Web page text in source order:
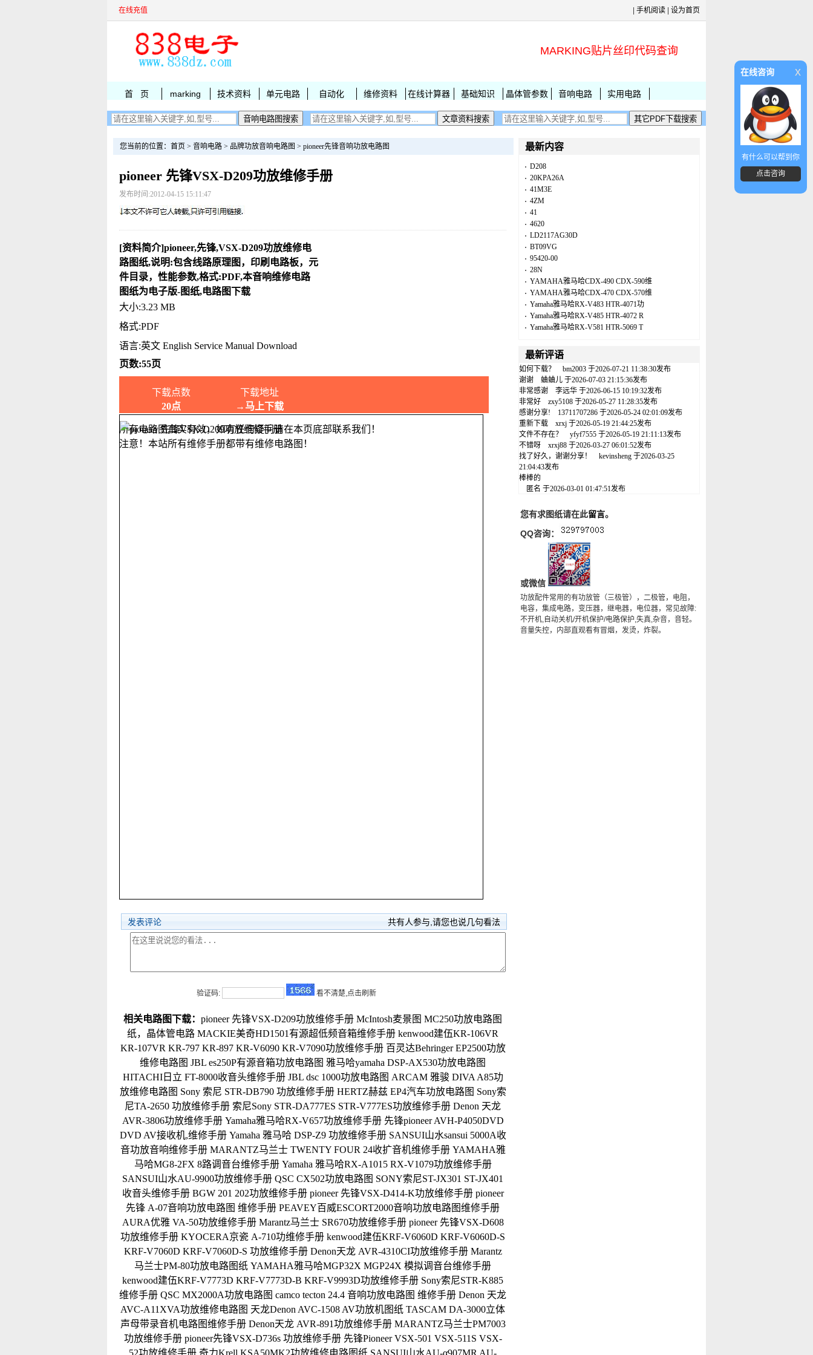
在线充值 手机阅读 设为首页
MARKING贴片丝印代码查询
首 页 marking 技术资料 单元电路 自动化 维修资料 在线计算器 基础知识 晶体管参数 音响电路 实用电路
您当前的位置： 首页 > 音响电路 > 品牌功放音响电路图 > pioneer先锋音响功放电路图
pioneer 先锋VSX-D209功放维修手册
发布时间:2012-04-15 15:11:47
[资料简介]pioneer,先锋,VSX-D209功放维修电
路图纸,说明:包含线路原理图，印刷电路板，元
件目录，性能参数,格式:PDF,本音响维修电路
图纸为电子版-图纸,电路图下载
大小:3.23 MB
格式:PDF
语言:英文 English Service Manual Download
页数:55页
下载点数
下载地址
20点
→马上下载
所有电路图真实有效，如有任何疑问请在本页底部联系我们！
注意！本站所有维修手册都带有维修电路图！
发表评论 共有人参与,请您也说几句看法
验证码: 看不清楚,点击刷新
相关电路图下载： pioneer 先锋VSX-D209功放维修手册 McIntosh麦景图 MC250功放电路图
纸，晶体管电路 MACKIE美奇HD1501有源超低频音箱维修手册 kenwood建伍KR-106VR
KR-107VR KR-797 KR-897 KR-V6090 KR-V7090功放维修手册 百灵达Behringer EP2500功放
维修电路图 JBL es250P有源音箱功放电路图 雅马哈yamaha DSP-AX530功放电路图
HITACHI日立 FT-8000收音头维修手册 JBL dsc 1000功放电路图 ARCAM 雅骏 DIVA A85功
放维修电路图 Sony 索尼 STR-DB790 功放维修手册 HERTZ赫兹 EP4汽车功放电路图 Sony索
尼TA-2650 功放维修手册 索尼Sony STR-DA777ES STR-V777ES功放维修手册 Denon 天龙
AVR-3806功放维修手册 Yamaha雅马哈RX-V657功放维修手册 先锋pioneer AVH-P4050DVD
DVD AV接收机,维修手册 Yamaha 雅马哈 DSP-Z9 功放维修手册 SANSUI山水sansui 5000A收
音功放音响维修手册 MARANTZ马兰士 TWENTY FOUR 24收扩音机维修手册 YAMAHA雅
马哈MG8-2FX 8路调音台维修手册 Yamaha 雅马哈RX-A1015 RX-V1079功放维修手册
SANSUI山水AU-9900功放维修手册 QSC CX502功放电路图 SONY索尼ST-JX301 ST-JX401
收音头维修手册 BGW 201 202功放维修手册 pioneer 先锋VSX-D414-K功放维修手册 pioneer
先锋 A-07音响功放电路图 维修手册 PEAVEY百威ESCORT2000音响功放电路图维修手册
AURA优雅 VA-50功放维修手册 Marantz马兰士 SR670功放维修手册 pioneer 先锋VSX-D608
功放维修手册 KYOCERA京瓷 A-710功维修手册 kenwood建伍KRF-V6060D KRF-V6060D-S
KRF-V7060D KRF-V7060D-S 功放维修手册 Denon天龙 AVR-4310CI功放维修手册 Marantz
马兰士PM-80功放电路图纸 YAMAHA雅马哈MGP32X MGP24X 模拟调音台维修手册
kenwood建伍KRF-V7773D KRF-V7773D-B KRF-V9993D功放维修手册 Sony索尼STR-K885
维修手册 QSC MX2000A功放电路图 camco tecton 24.4 音响功放电路图 维修手册 Denon 天龙
AVC-A11XVA功放维修电路图 天龙Denon AVC-1508 AV功放机图纸 TASCAM DA-3000立体
声母带录音机电路图维修手册 Denon天龙 AVR-891功放维修手册 MARANTZ马兰士PM7003
功放维修手册 pioneer先锋VSX-D736s 功放维修手册 先锋Pioneer VSX-501 VSX-511S VSX-
52功放维修手册 奇力Krell KSA50MK2功放维修电路图纸 SANSUI山水AU-α907MR AU-
最新内容
D208
20KPA26A
41M3E
4ZM
41
4620
LD2117AG30D
BT09VG
95420-00
28N
YAMAHA雅马哈CDX-490 CDX-590维
YAMAHA雅马哈CDX-470 CDX-570维
Yamaha雅马哈RX-V483 HTR-4071功
Yamaha雅马哈RX-V485 HTR-4072 R
Yamaha雅马哈RX-V581 HTR-5069 T
最新评语
如何下载？ bm2003 于2026-07-21 11:38:30发布
谢谢
蛐蛐儿 于2026-07-03 21:15:36发布
非常感谢
李远华 于2026-06-15 10:19:32发布
非常好
zxy5108 于2026-05-27 11:28:35发布
感谢分享!
13711707286 于2026-05-24 02:01:09发布
重新下载
xrxj 于2026-05-19 21:44:25发布
文件不存在？
yfyf7555 于2026-05-19 21:11:13发布
不错呀
xrxj88 于2026-03-27 06:01:52发布
找了好久，谢谢分享！
kevinsheng 于2026-03-25
21:04:43发布
棒棒的
匿名 于2026-03-01 01:47:51发布
您有求图纸请在此留言。
QQ咨询：
或微信
功放配件常用的有功放管（三极管），二极管，电阻，
电容，集成电路，变压器，继电器，电位器，常见故障:
不开机,自动关机/开机保护/电路保护,失真,杂音，音轻。
音量失控，内部直观看有冒烟，发烫，炸裂。
在线咨询 x
有什么可以帮到你
点击咨询